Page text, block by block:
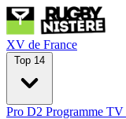
XV de France
Top 14
Pro D2 Programme TV